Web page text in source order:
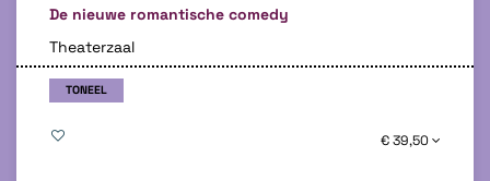
De nieuwe romantische comedy
Theaterzaal
TONEEL
€ 39,50